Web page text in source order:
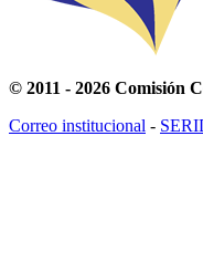
© 2011 - 2026 Comisión
Correo institucional -